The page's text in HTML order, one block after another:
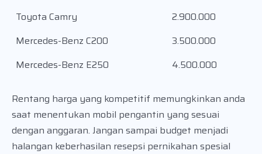
Toyota Camry
2.900.000
Mercedes-Benz C200
3.500.000
Mercedes-Benz E250
4.500.000
Rentang harga yang kompetitif memungkinkan anda
saat menentukan mobil pengantin yang sesuai
dengan anggaran. Jangan sampai budget menjadi
halangan keberhasilan resepsi pernikahan spesial